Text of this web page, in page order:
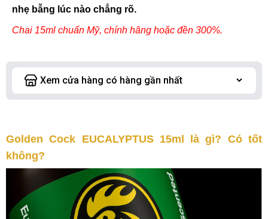
nhẹ bẫng lúc nào chẳng rõ.
Chai 15ml chuẩn Mỹ, chính hãng hoặc đền 300%.
Golden Cock EUCALYPTUS 15ml là gì? Có tốt
không?